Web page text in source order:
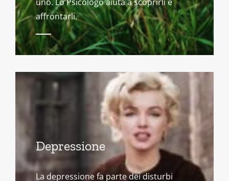
affrontarli.
Depressione
La depressione fa parte dei disturbi